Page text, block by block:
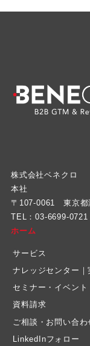
株式会社ベネクロ
本社
〒107-0061 東京都
TEL：03-6699-0721
ホーム
サービス
ナレッジセンター｜
セミナー・イベント
資料請求
ご相談・お問い合わ
LinkedInフォロー